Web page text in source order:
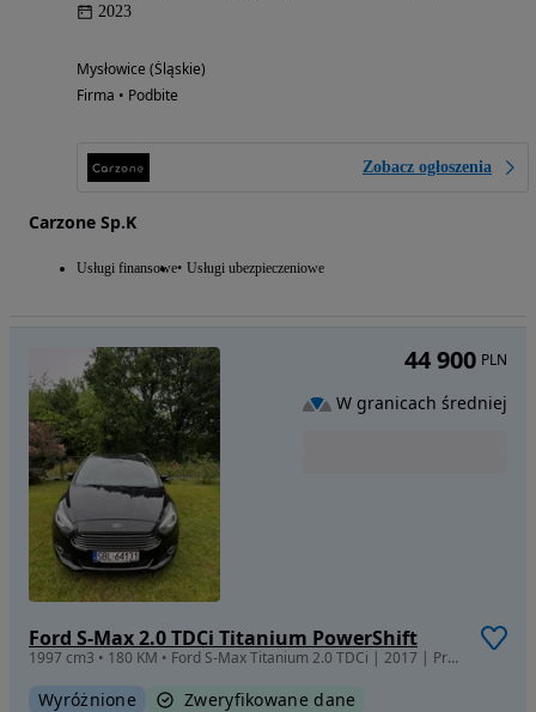
2023
Mysłowice (Śląskie)
Firma • Podbite
Zobacz ogłoszenia
Carzone Sp.K
Usługi finansowe Usługi ubezpieczeniowe
Ford S-Max 2.0 TDCi Titanium PowerShift
1997 cm3 • 180 KM • Ford S-Max Titanium 2.0 TDCi | 2017 | Prywatnie | Serwisowany | Bezwyp
Wyróżnione Zweryfikowane dane
44 900 PLN
W granicach średniej